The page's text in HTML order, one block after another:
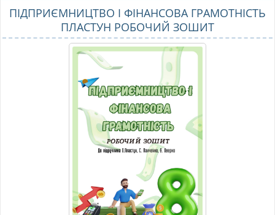
КОШИК
ВИХОВАТЕЛЯМ ДНЗ
ПОЧАТКОВІ КЛАСИ
МАТЕРІАЛИ З ПРЕДМЕТІВ
РІЗНІ МАТЕРІАЛИ
ПІДПРИЄМНИЦТВО І ФІНАНСОВА ГРАМОТНІСТЬ
ПЛАСТУН РОБОЧИЙ ЗОШИТ